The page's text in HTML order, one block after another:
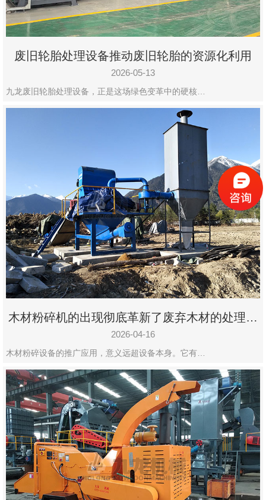
废旧轮胎处理设备推动废旧轮胎的资源化利用
2026-05-13
九龙废旧轮胎处理设备，正是这场绿色变革中的硬核…
木材粉碎机的出现彻底革新了废弃木材的处理模
式
2026-04-16
木材粉碎设备的推广应用，意义远超设备本身。它有…